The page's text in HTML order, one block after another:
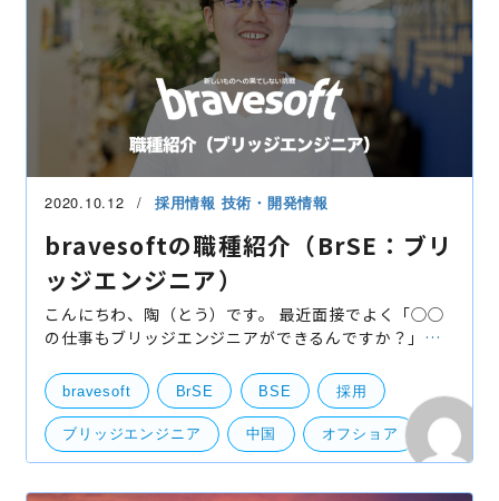
2020.10.12 採用情報 技術・開発情報
bravesoftの職種紹介（BrSE：ブリ
ッジエンジニア）
こんにちわ、陶（とう）です。 最近面接でよく「◯◯
の仕事もブリッジエンジニアができるんですか？」な
りができたので、この記事を通してbravesoftでの
BrSEの魅力
bravesoft BrSE BSE 採用
ブリッジエンジニア 中国 オフショア